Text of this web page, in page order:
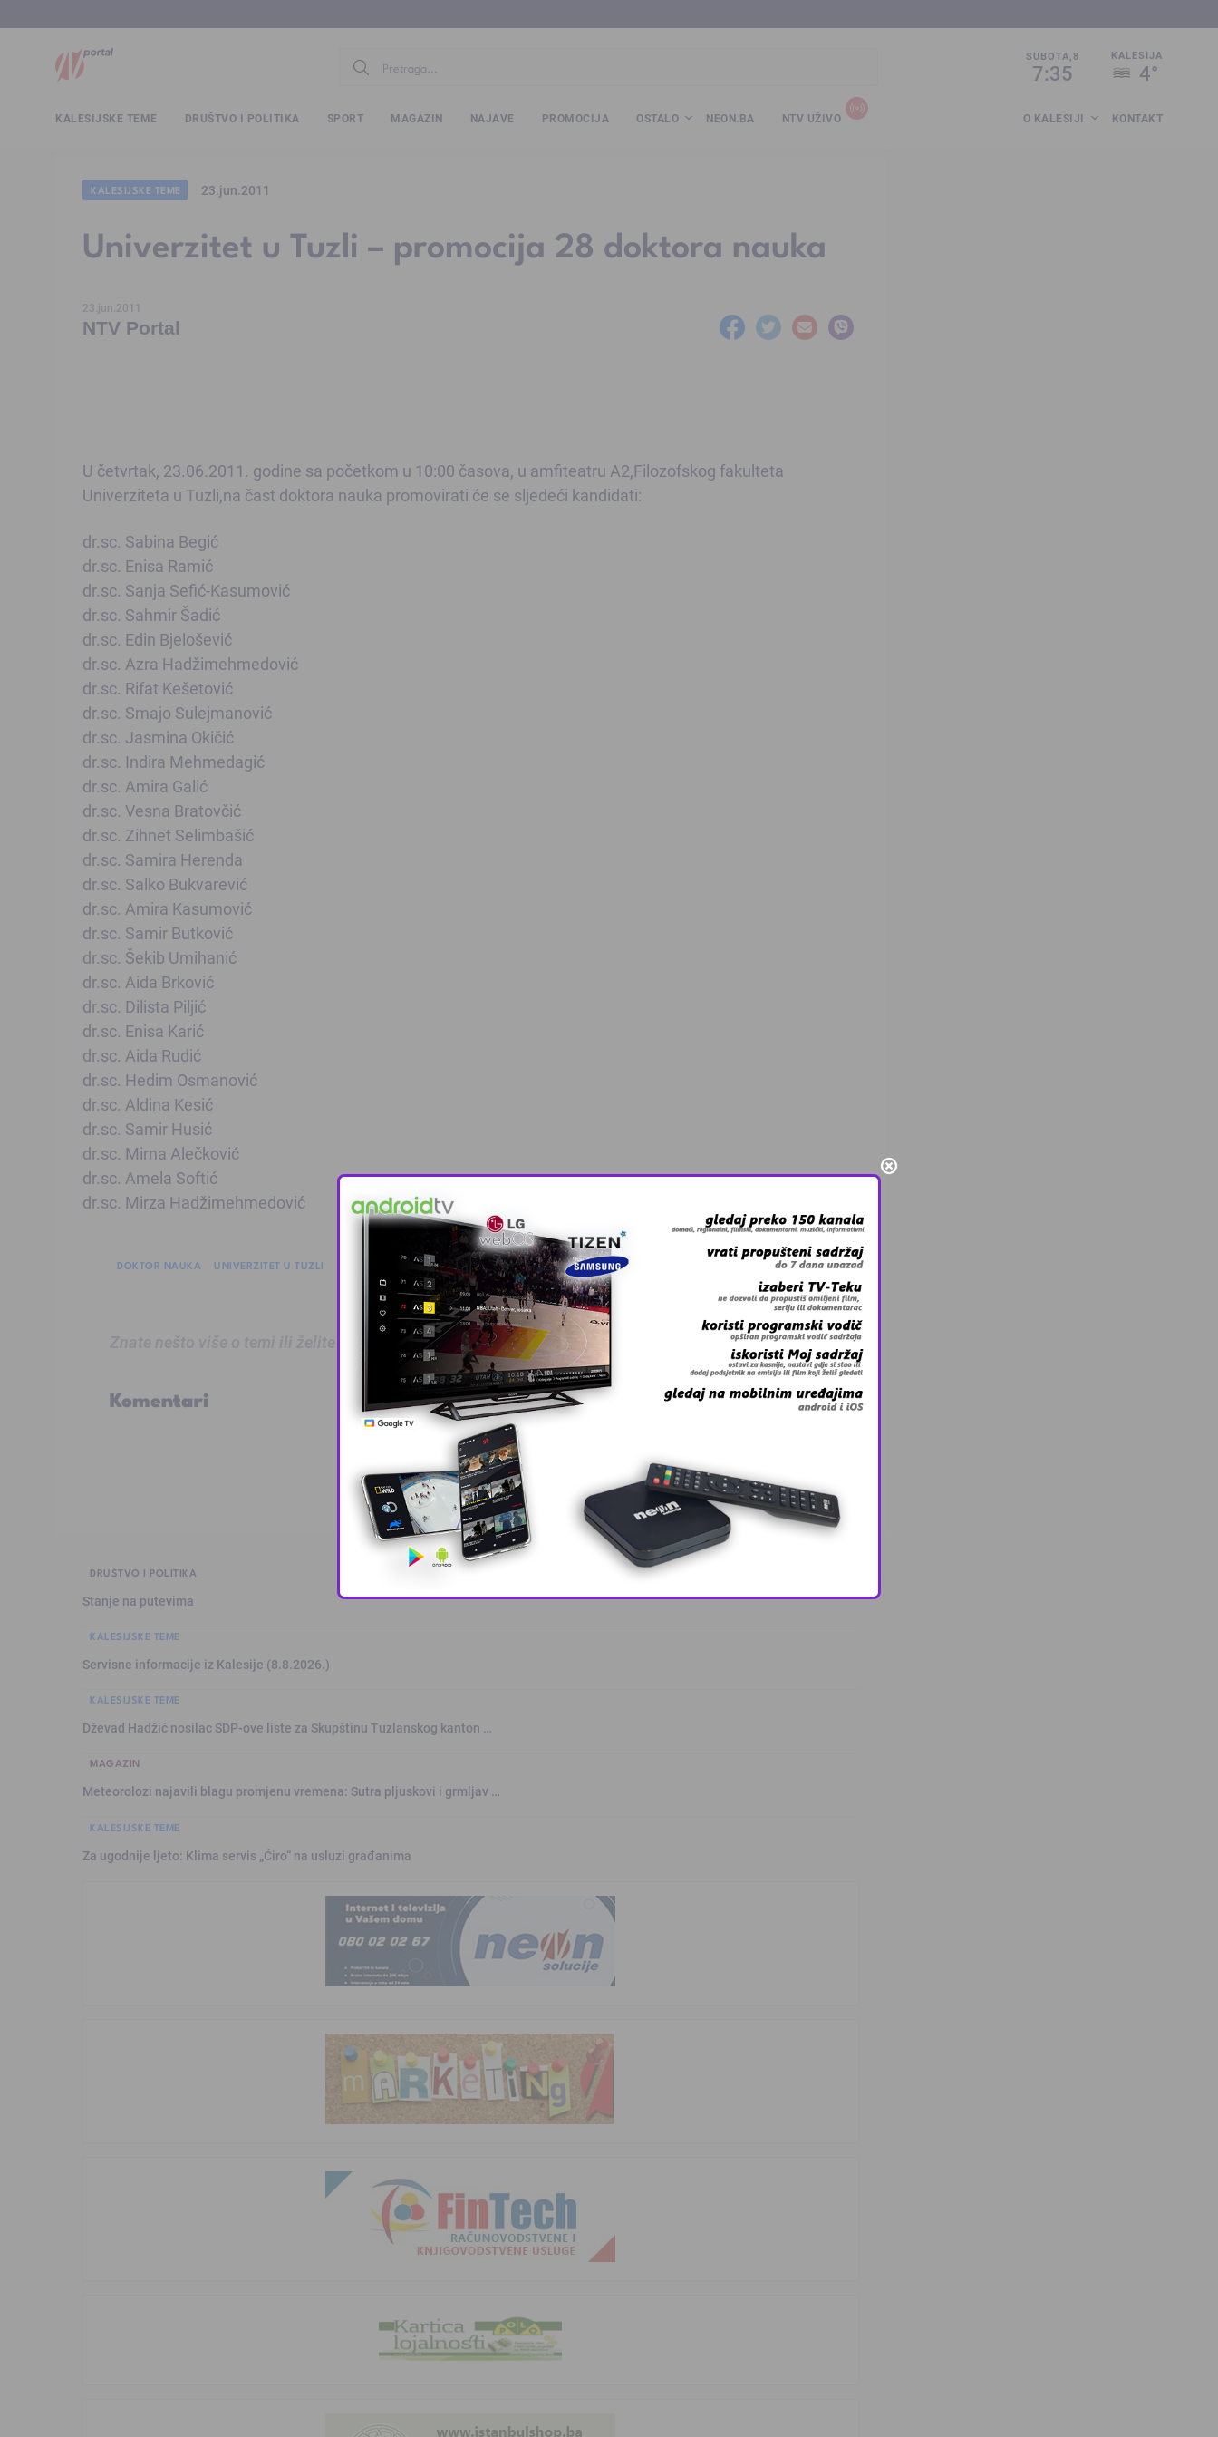
SUBOTA,8
7:35
KALESIJA
4°
KALESIJSKE TEME DRUŠTVO I POLITIKA SPORT MAGAZIN NAJAVE PROMOCIJA OSTALO NEON.BA NTV UŽIVO O KALESIJI KONTAKT
KALESIJSKE TEME 23.jun.2011
Univerzitet u Tuzli – promocija 28 doktora nauka
23.jun.2011
NTV Portal
U četvrtak, 23.06.2011. godine sa početkom u 10:00 časova, u amfiteatru A2,Filozofskog fakulteta
Univerziteta u Tuzli,na čast doktora nauka promovirati će se sljedeći kandidati:
dr.sc. Sabina Begić
dr.sc. Enisa Ramić
dr.sc. Sanja Sefić-Kasumović
dr.sc. Sahmir Šadić
dr.sc. Edin Bjelošević
dr.sc. Azra Hadžimehmedović
dr.sc. Rifat Kešetović
dr.sc. Smajo Sulejmanović
dr.sc. Jasmina Okičić
dr.sc. Indira Mehmedagić
dr.sc. Amira Galić
dr.sc. Vesna Bratovčić
dr.sc. Zihnet Selimbašić
dr.sc. Samira Herenda
dr.sc. Salko Bukvarević
dr.sc. Amira Kasumović
dr.sc. Samir Butković
dr.sc. Šekib Umihanić
dr.sc. Aida Brković
dr.sc. Dilista Piljić
dr.sc. Enisa Karić
dr.sc. Aida Rudić
dr.sc. Hedim Osmanović
dr.sc. Aldina Kesić
dr.sc. Samir Husić
dr.sc. Mirna Alečković
dr.sc. Amela Softić
dr.sc. Mirza Hadžimehmedović
DOKTOR NAUKA UNIVERZITET U TUZLI
Znate nešto više o temi ili želite prijaviti grešku u tekstu?
Komentari
DRUŠTVO I POLITIKA
Stanje na putevima
KALESIJSKE TEME
Servisne informacije iz Kalesije (8.8.2026.)
KALESIJSKE TEME
Dževad Hadžić nosilac SDP-ove liste za Skupštinu Tuzlanskog kanton …
MAGAZIN
Meteorolozi najavili blagu promjenu vremena: Sutra pljuskovi i grmljav …
KALESIJSKE TEME
Za ugodnije ljeto: Klima servis „Ćiro“ na usluzi građanima